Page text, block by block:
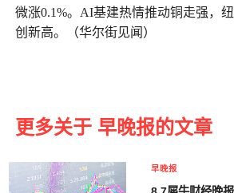
微涨0.1%。AI基建热情推动铜走强，
创新高。（华尔街见闻）
更多关于 早晚报的文章
早晚报